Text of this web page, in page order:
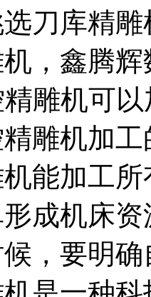
刀库精
，鑫腾
雕机可以
雕机加
能加工
成机床
，要明